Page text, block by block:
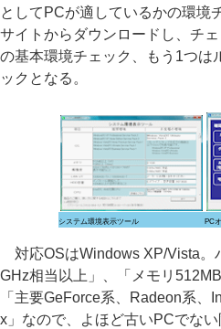
としてPCが適しているかの環境
サイトからダウンロードし、チ
の基本環境チェック、もう1つは
ックとなる。
システム環境表示ツール PC
対応OSはWindows XP/Vista。
GHz相当以上」、「メモリ
「主要GeForce系、Radeon系、
x」なので、よほど古いPCでない